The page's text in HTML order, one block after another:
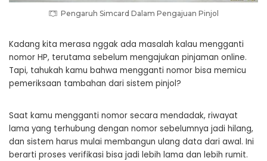
Pengaruh Simcard Dalam Pengajuan Pinjol
Kadang kita merasa nggak ada masalah kalau mengganti
nomor HP, terutama sebelum mengajukan pinjaman online.
Tapi, tahukah kamu bahwa mengganti nomor bisa memicu
pemeriksaan tambahan dari sistem pinjol?
Saat kamu mengganti nomor secara mendadak, riwayat
lama yang terhubung dengan nomor sebelumnya jadi hilang,
dan sistem harus mulai membangun ulang data dari awal. Ini
berarti proses verifikasi bisa jadi lebih lama dan lebih rumit.